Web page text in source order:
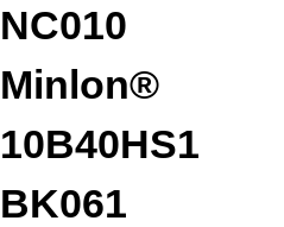
NC010
Minlon®
10B40HS1
BK061